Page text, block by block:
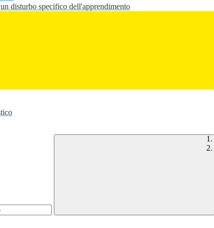
disturbo specifico dell'apprendimento